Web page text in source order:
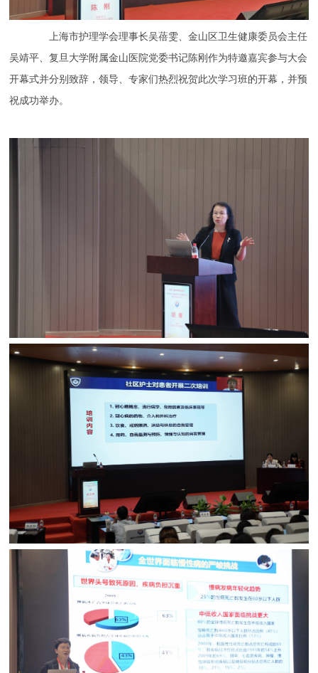
上海市护理学会理事长吴蓓雯、金山区卫生健康委员会主任
吴靖平、复旦大学附属金山医院党委书记陈刚作为特邀嘉宾参与大会
开幕式并分别致辞，领导、专家们热烈祝贺此次学习班的开幕，并预
祝成功举办。